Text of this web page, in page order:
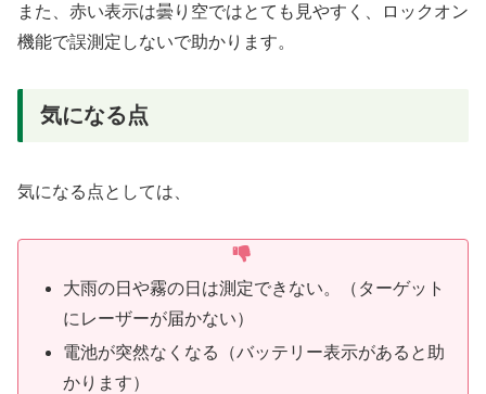
また、赤い表示は曇り空ではとても見やすく、ロックオン
機能で誤測定しないで助かります。
気になる点
気になる点としては、
大雨の日や霧の日は測定できない。（ターゲット
にレーザーが届かない）
電池が突然なくなる（バッテリー表示があると助
かります）